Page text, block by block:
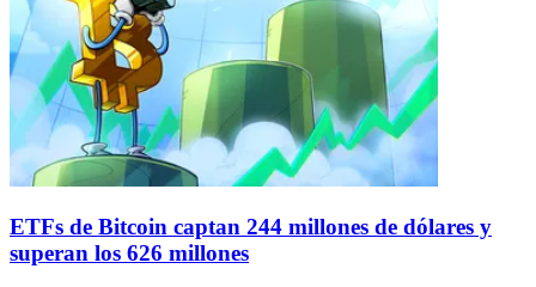
ETFs de Bitcoin captan 244 millones de dólares y
superan los 626 millones